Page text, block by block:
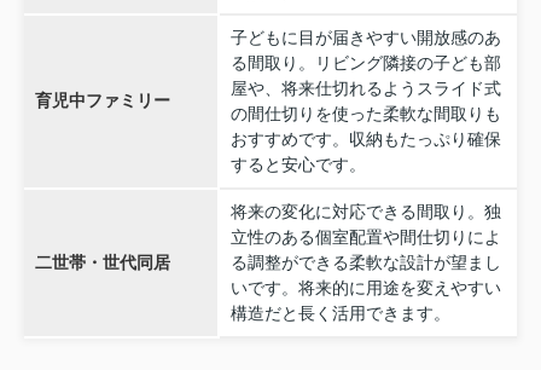
育児中ファミリー
子どもに目が届きやすい開放感のあ
る間取り。リビング隣接の子ども部
屋や、将来仕切れるようスライド式
の間仕切りを使った柔軟な間取りも
おすすめです。収納もたっぷり確保
すると安心です。
二世帯・世代同居
将来の変化に対応できる間取り。独
立性のある個室配置や間仕切りによ
る調整ができる柔軟な設計が望まし
いです。将来的に用途を変えやすい
構造だと長く活用できます。